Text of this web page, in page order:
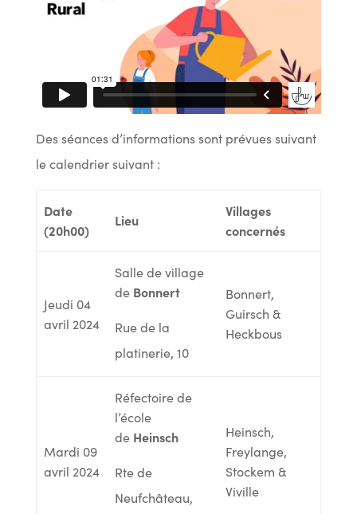
Des séances d’informations sont prévues suivant
le calendrier suivant :
Date
(20h00)
Lieu
Villages
concernés
Jeudi 04
avril 2024
Salle de village
de Bonnert
Rue de la
platinerie, 10
Bonnert,
Guirsch &
Heckbous
Mardi 09
avril 2024
Réfectoire de
l’école
de Heinsch
Rte de
Neufchâteau,
Heinsch,
Freylange,
Stockem &
Viville